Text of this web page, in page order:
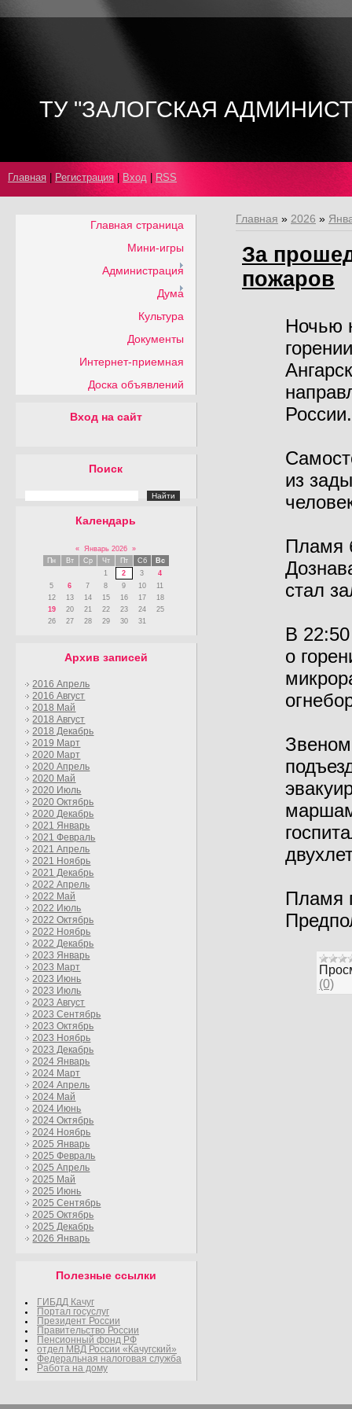
ТУ "ЗАЛОГСКАЯ
Главная Регистрация Вход RSS
Главная страница
Мини-игры
Администрация
Дума
Культура
Документы
Интернет-приемная
Доска объявлений
Вход на сайт
Поиск
Календарь
« Январь 2026
»
Пн
Вт Ср Чт Пт Сб
Вс
1
2 3
4
5
6 7 8 9 10
11
12
13 14 15 16 17
18
19
20 21 22 23 24
25
26
27 28 29 30 31
Архив записей
2016 Апрель
2016 Август
2018 Май
2018 Август
2018 Декабрь
2019 Март
2020 Март
2020 Апрель
2020 Май
2020 Июль
2020 Октябрь
2020 Декабрь
2021 Январь
2021 Февраль
2021 Апрель
2021 Ноябрь
2021 Декабрь
2022 Апрель
2022 Май
2022 Июль
2022 Октябрь
2022 Ноябрь
2022 Декабрь
2023 Январь
2023 Март
2023 Июнь
2023 Июль
2023 Август
2023 Сентябрь
2023 Октябрь
2023 Ноябрь
2023 Декабрь
2024 Январь
2024 Март
2024 Апрель
2024 Май
2024 Июнь
2024 Октябрь
2024 Ноябрь
2025 Январь
2025 Февраль
2025 Апрель
2025 Май
2025 Июнь
2025 Сентябрь
2025 Октябрь
2025 Декабрь
2026 Январь
Полезные ссылки
ГИБДД Качуг
Портал госуслуг
Президент России
Правительство России
Пенсионный фонд РФ
отдел МВД России «Качугский»
Федеральная налоговая служба
Работа на дому
Главная » 2026 »
За
пожаров
Ночью
России.
из
Пламя
стал
В
о
Пламя
(0)